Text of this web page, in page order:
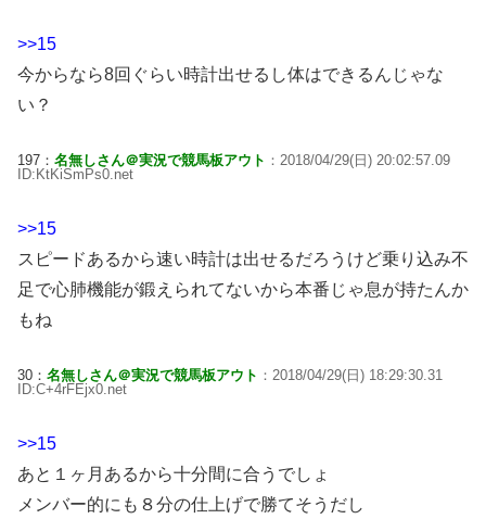
>>15
今からなら8回ぐらい時計出せるし体はできるんじゃな
い？
197： 名無しさん＠実況で競馬板アウト ：2018/04/29(日) 20:02:57.09
ID:KtKiSmPs0.net
>>15
スピードあるから速い時計は出せるだろうけど乗り込み不
足で心肺機能が鍛えられてないから本番じゃ息が持たんか
もね
30： 名無しさん＠実況で競馬板アウト ：2018/04/29(日) 18:29:30.31
ID:C+4rFEjx0.net
>>15
あと１ヶ月あるから十分間に合うでしょ
メンバー的にも８分の仕上げで勝てそうだし